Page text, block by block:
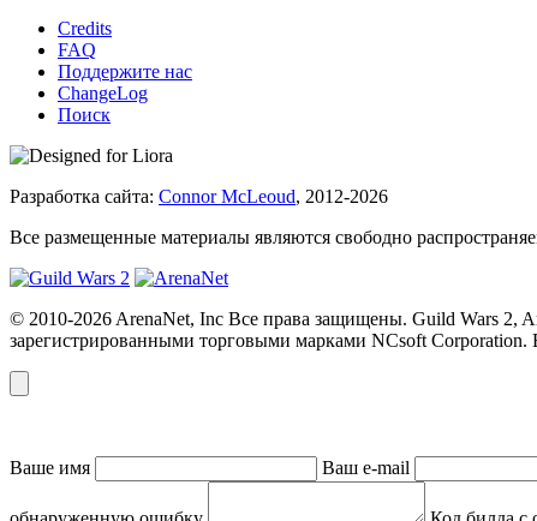
Credits
FAQ
Поддержите нас
ChangeLog
Поиск
Разработка сайта: Connor McLeoud, 2012-2026
Все размещенные материалы являются свободно
© 2010-2026 ArenaNet, Inc Все права защищены. Guild Wars 2,
зарегистрированными торговыми марками NCsoft Corporation.
Ваше имя Ваш e-mail